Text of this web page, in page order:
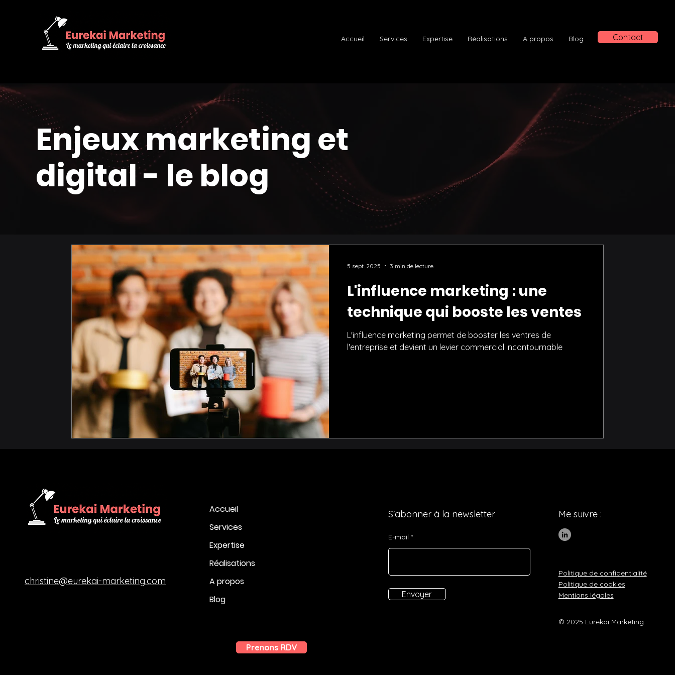
Accueil Services Expertise Réalisations A propos Blog Contact
Enjeux marketing et
digital - le blog
L'influence marketing : une
technique qui booste les ventes
L'influence marketing permet de booster les ventres de
l'entreprise et devient un levier commercial incontournable
5 sept. 2025 3 min de lecture
christine@eurekai-marketing.com
Accueil
Services
Expertise
Réalisations
A propos
Blog
Prenons RDV
S'abonner à la newsletter
E-mail
Envoyer
Me suivre :
Politique de confidentialité
Politique de cookies
Mentions légales
© 2025 Eurekai Marketing